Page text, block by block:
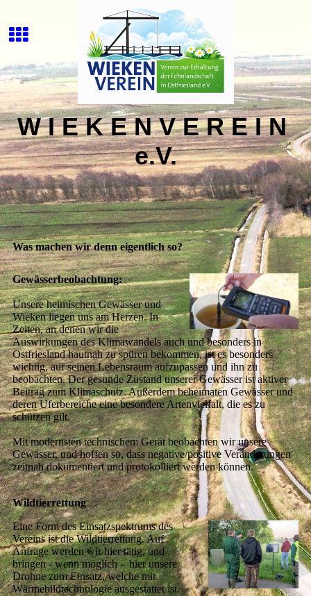
W I E K E N V E R E I N
e.V.
Was machen wir denn eigentlich so?
Gewässerbeobachtung:
Unsere heimischen Gewässer und
Wieken liegen uns am Herzen. In
Zeiten, an denen wir die
Auswirkungen des Klimawandels auch und besonders in
Ostfriesland hautnah zu spüren bekommen, ist es besonders
wichtig, auf seinen Lebensraum aufzupassen und ihn zu
beobachten. Der gesunde Zustand unserer Gewässer ist aktiver
Beitrag zum Klimaschutz. Außerdem beheimaten Gewässer und
deren Uferbereiche eine besondere Artenvielfalt, die es zu
schützen gilt.
Mit modernsten technischem Gerät beobachten wir unsere
Gewässer, und hoffen so, dass negative/positive Veränderungen
zeitnah dokumentiert und protokolliert werden können.
Wildtierrettung
Eine Form des Einsatzspektrums des
Vereins ist die Wildtierrettung. Auf
Anfrage werden wir hier tätig, und
bringen - wenn möglich - hier unsere
Drohne zum Einsatz, welche mit
Wärmebildtechnologie ausgestattet ist.